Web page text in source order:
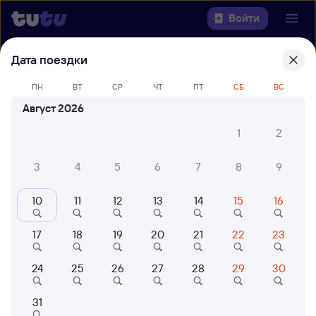
Войти
Выберите день, чтобы найти
билеты Лиски — Рославль-1
Откуда
Когда
Кто едет
Найти поезда
Дата поездки
ПН ВТ СР ЧТ ПТ СБ ВС
Август 2026
1
2
3 4 5 6 7 8 9
10 11 12 13 14 15 16
17 18 19 20 21 22 23
24 25 26 27 28 29 30
31